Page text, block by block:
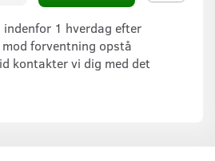
indenfor 1 hverdag efter
forventning opstå
kontakter vi dig med det